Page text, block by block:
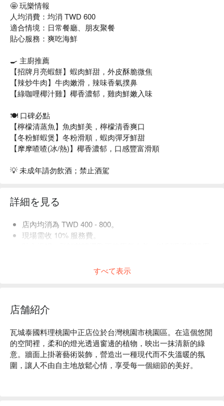
🤩 玩樂情報
人均消費：均消 TWD 600
適合情境：日常餐廳、朋友聚餐
貼心服務：爽吃海鮮
🍳 主廚推薦
【招牌月亮蝦餅】蝦肉鮮甜，外皮酥脆微焦
【辣炒牛肉】牛肉嫩滑，辣味香氣撲鼻
【綠咖哩椰汁雞】椰香濃郁，雞肉鮮嫩入味
🍽️ 口碑必點
【檸檬清蒸魚】魚肉鮮美，檸檬清香爽口
【冬粉鮮蝦煲】冬粉滑順，蝦肉彈牙鮮甜
【摩摩喳喳(冰/熱)】椰香濃郁，口感豐富滑順
💡 未成年請勿飲酒；禁止酒駕
詳細を見る
店內均消為 TWD 400 - 800。
現場需收 10% 服務費。
すべて表示
店舗紹介
瓦城泰國料理桃園中正店位於台灣桃園市桃園區。在這個悠閒
的空間裡，柔和的燈光透過窗邊的植物，映出一抹清新的綠
意。牆面上掛著藝術裝飾，營造出一種現代而不失溫暖的氛
圍，讓人不由自主地放鬆心情，享受每一個細節的美好。